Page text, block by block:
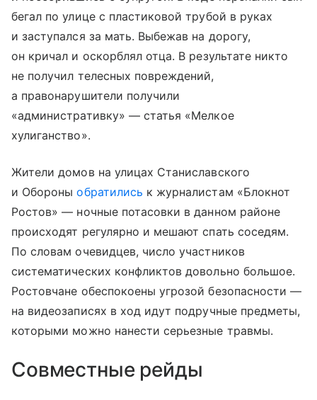
бегал по улице с пластиковой трубой в руках
и заступался за мать. Выбежав на дорогу,
он кричал и оскорблял отца. В результате никто
не получил телесных повреждений,
а правонарушители получили
«административку» — статья «Мелкое
хулиганство».
Жители домов на улицах Станиславского
и Обороныобратились к журналистам «Блокнот
Ростов» — ночные потасовки в данном районе
происходят регулярно и мешают спать соседям.
По словам очевидцев, число участников
систематических конфликтов довольно большое.
Ростовчане обеспокоены угрозой безопасности —
на видеозаписях в ход идут подручные предметы,
которыми можно нанести серьезные травмы.
Совместные рейды